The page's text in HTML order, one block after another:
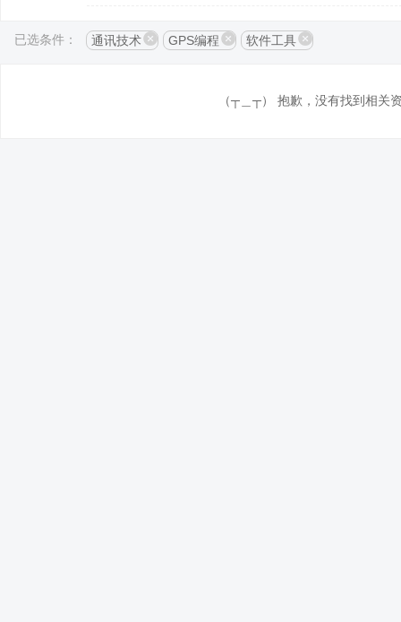
已选条件： 通讯技术 GPS编程 软件工具
（┬＿┬） 抱歉，没有找到相关